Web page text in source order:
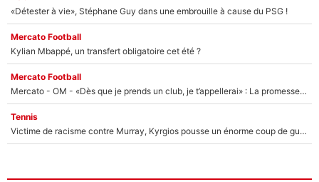
«Détester à vie», Stéphane Guy dans une embrouille à cause du PSG !
Mercato Football
Kylian Mbappé, un transfert obligatoire cet été ?
Mercato Football
Mercato - OM - «Dès que je prends un club, je t’appellerai» : La promesse de Marcelino au moment de claquer la porte
Tennis
Victime de racisme contre Murray, Kyrgios pousse un énorme coup de gueule !